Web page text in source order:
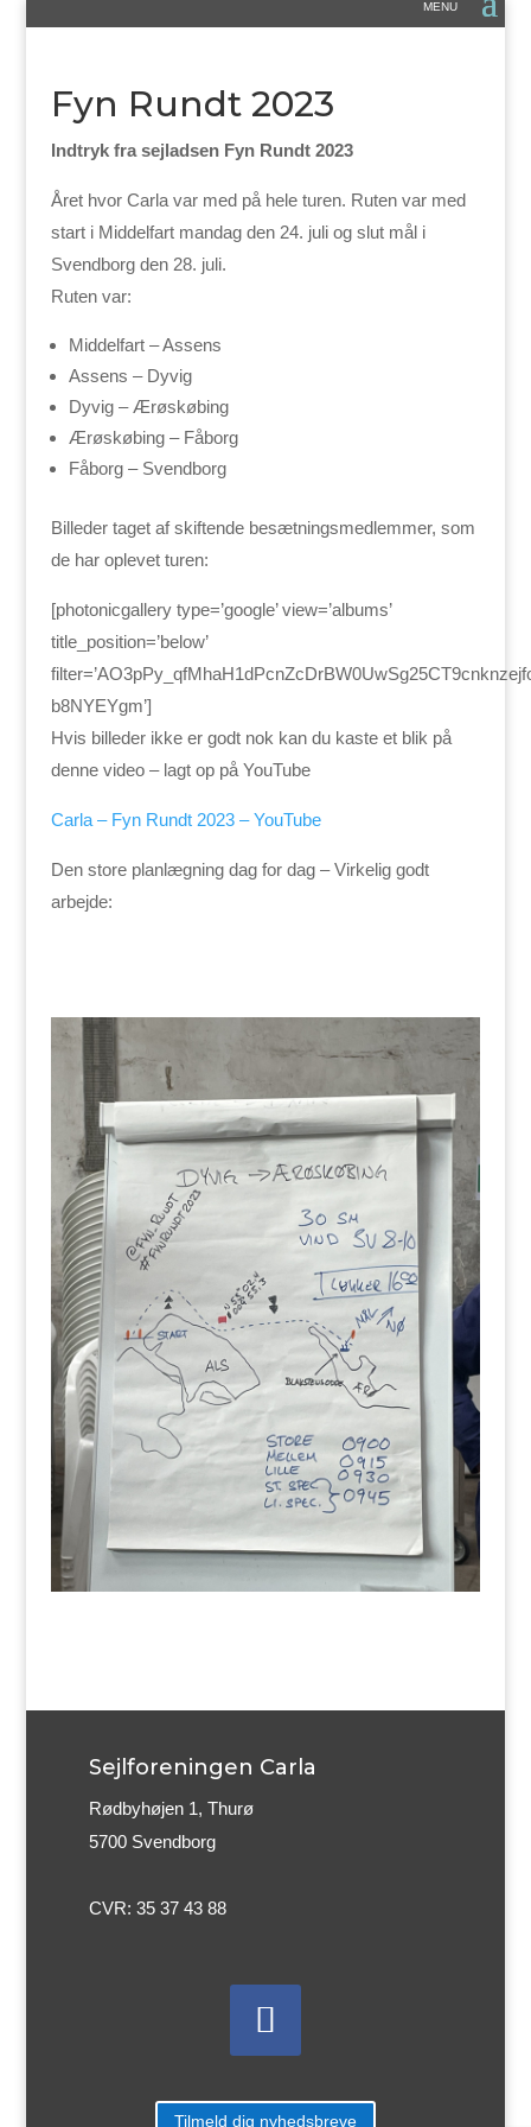
Fyn Rundt 2023
Indtryk fra sejladsen Fyn Rundt 2023
Året hvor Carla var med på hele turen. Ruten var med
start i Middelfart mandag den 24. juli og slut mål i
Svendborg den 28. juli.
Ruten var:
Middelfart – Assens
Assens – Dyvig
Dyvig – Ærøskøbing
Ærøskøbing – Fåborg
Fåborg – Svendborg
Billeder taget af skiftende besætningsmedlemmer, som
de har oplevet turen:
[photonicgallery type=’google’ view=’albums’
title_position=’below’
b8NYEYgm’]
Hvis billeder ikke er godt nok kan du kaste et blik på
denne video – lagt op på YouTube
Carla – Fyn Rundt 2023 – YouTube
Den store planlægning dag for dag – Virkelig godt
arbejde:
Sejlforeningen Carla
Rødbyhøjen 1, Thurø
5700 Svendborg
CVR: 35 37 43 88
Tilmeld dig nyhedsbreve